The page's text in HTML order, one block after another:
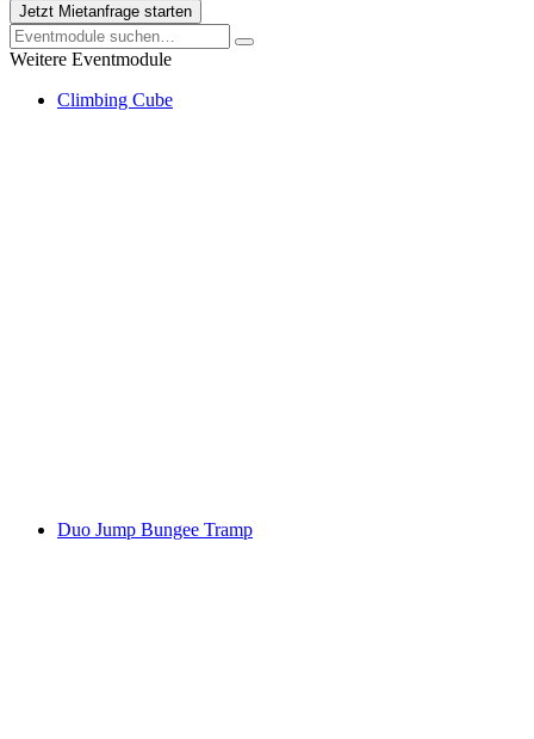
Jetzt Mietanfrage starten
Weitere Eventmodule
Climbing Cube
Duo Jump Bungee Tramp